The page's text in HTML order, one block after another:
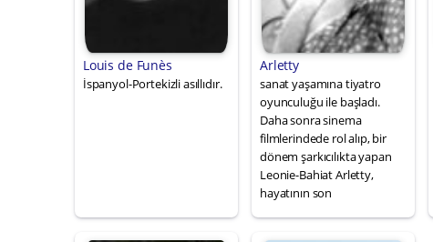
Louis de Funès
İspanyol-Portekizli asıllıdır.
Arletty
sanat yaşamına tiyatro
oyunculuğu ile başladı.
Daha sonra sinema
filmlerindede rol alıp, bir
dönem şarkıcılıkta yapan
Leonie-Bahiat Arletty,
hayatının son